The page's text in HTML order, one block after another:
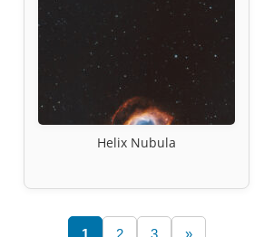
Helix Nubula
1 2 3 »